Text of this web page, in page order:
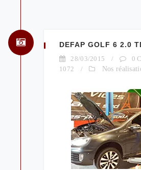
DEFAP GOLF 6 2.0
28/03/2015 / 0
1072
/ Nos